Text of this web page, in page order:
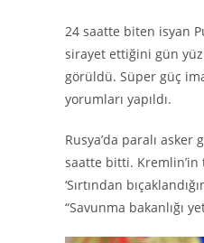
24 saatte biten isyan
sirayet ettiğini gün
görüldü. Süper güç
yorumları yapıldı.
Rusya’da paralı
saatte bitti. Kremlin’in
‘Sırtından
“Savunma bakanlığı